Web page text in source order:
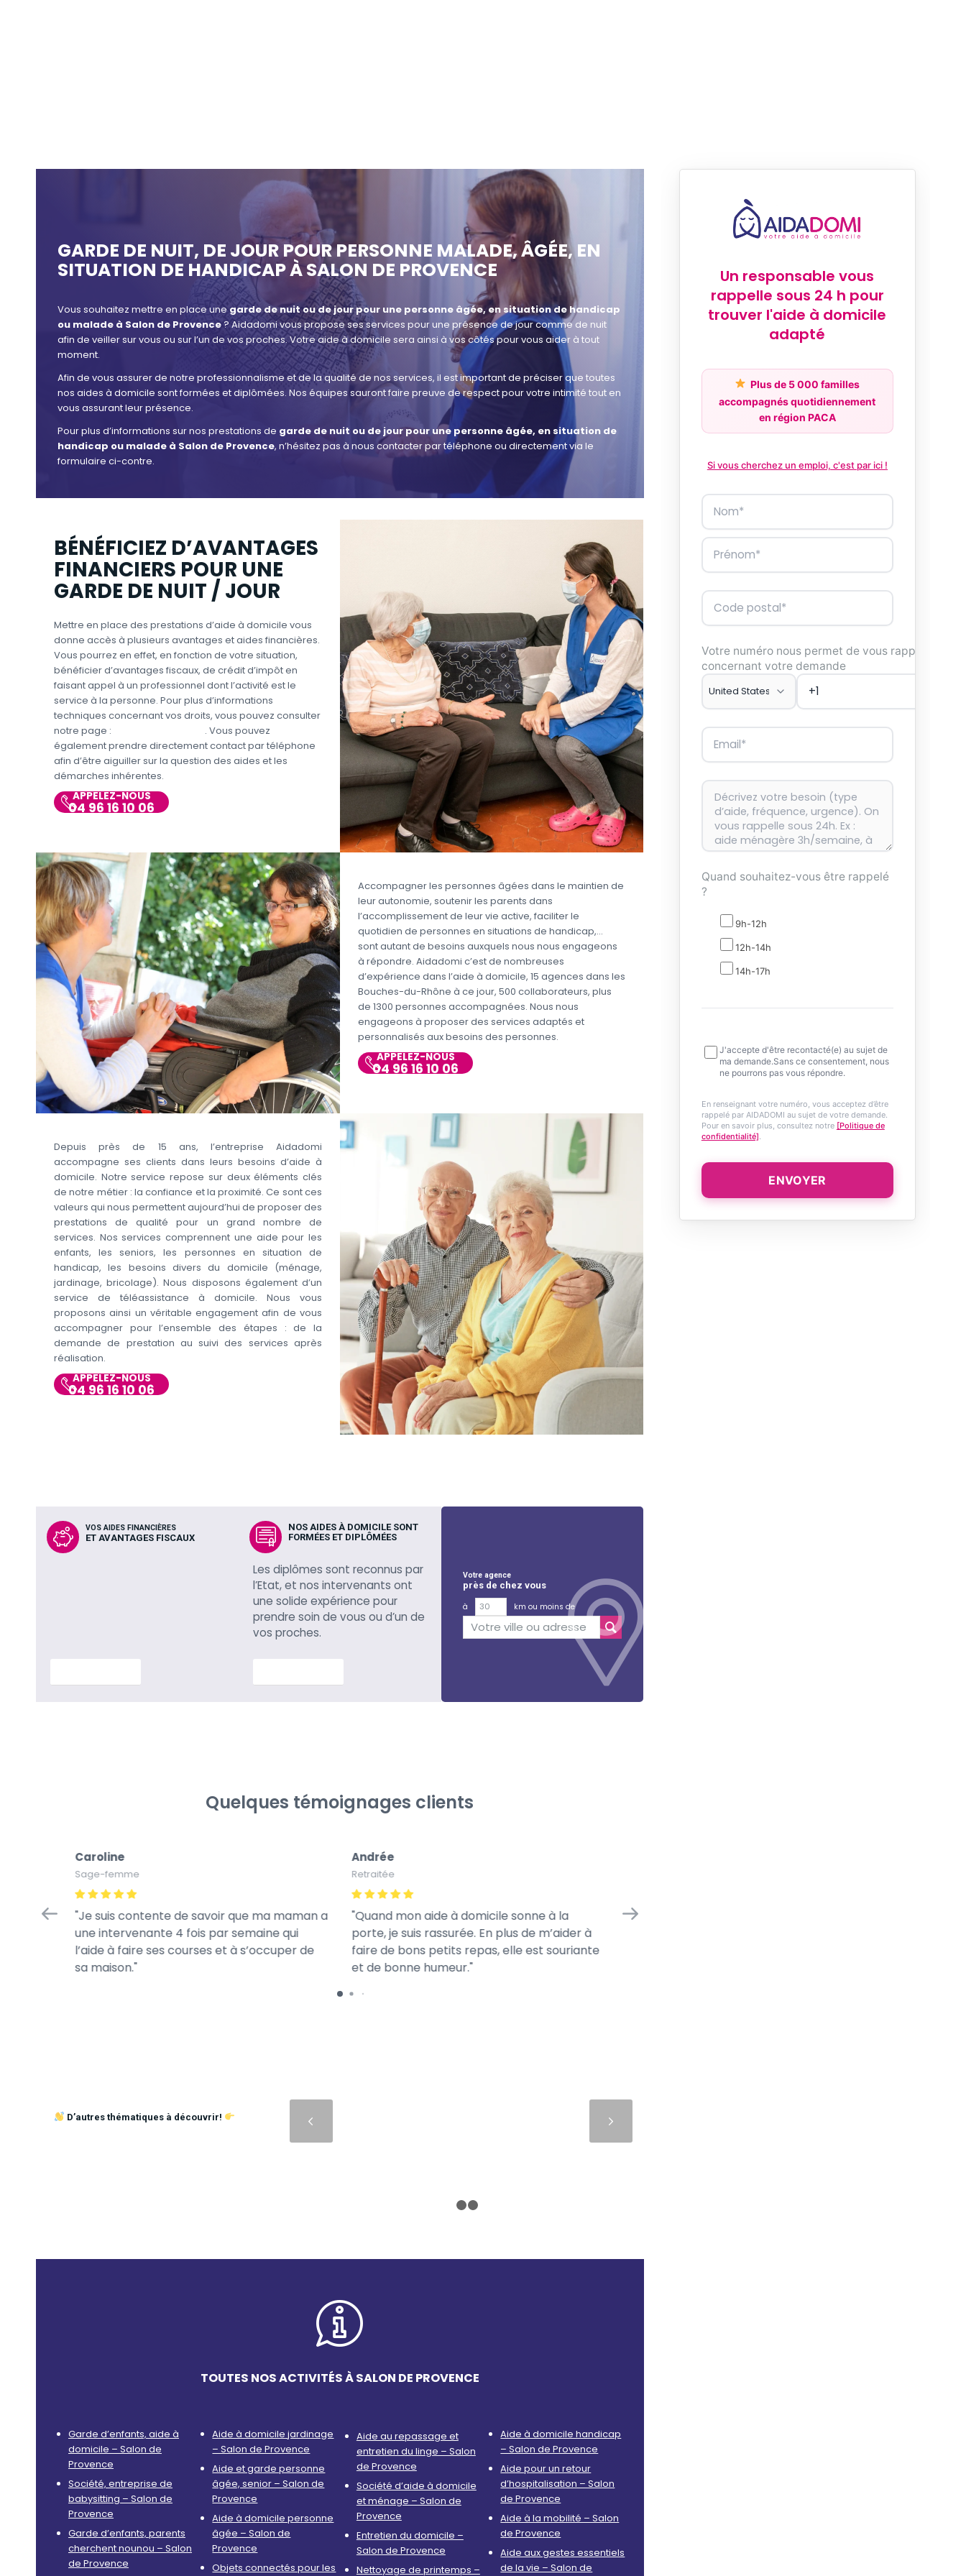
GARDE DE NUIT, DE JOUR POUR PERSONNE MALADE, ÂGÉE, EN
SITUATION DE HANDICAP À SALON DE PROVENCE
Vous souhaitez mettre en place unegarde de nuit ou de jour pour une personne âgée, en situation de handicap
ou malade à Salon de Provence? Aidadomi vous propose ses services pour une présence de jour comme de nuit
afin de veiller sur vous ou sur l’un de vos proches. Votre aide à domicile sera ainsi à vos côtés pour vous aider à tout
moment.
Afin de vous assurer de notre professionnalisme et de la qualité de nos services, il est important de préciser que toutes
nos aides à domicile sont formées et diplômées. Nos équipes sauront faire preuve de respect pour votre intimité tout en
vous assurant leur présence.
Pour plus d’informations sur nos prestations de garde de nuit ou de jour pour une personne âgée, en situation de
handicap ou malade à Salon de Provence, n’hésitez pas à nous contacter par téléphone ou directement via le
formulaire ci-contre.
BÉNÉFICIEZ D’AVANTAGES
FINANCIERS POUR UNE
GARDE DE NUIT / JOUR
Mettre en place des prestations d’aide à domicile vous
donne accès à plusieurs avantages et aides financières.
Vous pourrez en effet, en fonction de votre situation,
bénéficier d’avantages fiscaux, de crédit d’impôt en
faisant appel à un professionnel dont l’activité est le
service à la personne. Pour plus d’informations
techniques concernant vos droits, vous pouvez consulter
notre page :
. Vous pouvez
également prendre directement contact par téléphone
afin d’être aiguiller sur la question des aides et les
démarches inhérentes.
APPELEZ-NOUS
04 96 16 10 06
Accompagner les personnes âgées dans le maintien de
leur autonomie, soutenir les parents dans
l’accomplissement de leur vie active, faciliter le
quotidien de personnes en situations de handicap,…
sont autant de besoins auxquels nous nous engageons
à répondre. Aidadomi c’est de nombreuses
d’expérience dans l’aide à domicile, 15 agences dans les
Bouches-du-Rhône à ce jour, 500 collaborateurs, plus
de 1300 personnes accompagnées. Nous nous
engageons à proposer des services adaptés et
personnalisés aux besoins des personnes.
APPELEZ-NOUS
04 96 16 10 06
Depuis près de 15 ans, l’entreprise Aidadomi
accompagne ses clients dans leurs besoins d’aide à
domicile. Notre service repose sur deux éléments clés
de notre métier : la confiance et la proximité. Ce sont ces
valeurs qui nous permettent aujourd’hui de proposer des
prestations de qualité pour un grand nombre de
services. Nos services comprennent une aide pour les
enfants, les seniors, les personnes en situation de
handicap, les besoins divers du domicile (ménage,
jardinage, bricolage). Nous disposons également d’un
service de téléassistance à domicile. Nous vous
proposons ainsi un véritable engagement afin de vous
accompagner pour l’ensemble des étapes : de la
demande de prestation au suivi des services après
réalisation.
APPELEZ-NOUS
04 96 16 10 06
VOS AIDES FINANCIÈRES
ET AVANTAGES FISCAUX
NOS AIDES À DOMICILE SONT
FORMÉES ET DIPLÔMÉES
Les diplômes sont reconnus par
l’Etat, et nos intervenants ont
une solide expérience pour
prendre soin de vous ou d’un de
vos proches.
Votre agence
près de chez vous
à
km ou moins de
Quelques témoignages clients
Caroline
Sage-femme
Je suis contente de savoir que ma maman a
une intervenante 4 fois par semaine qui
l’aide à faire ses courses et à s’occuper de
sa maison.
Andrée
Retraitée
Quand mon aide à domicile sonne à la
porte, je suis rassurée. En plus de m’aider à
faire de bons petits repas, elle est souriante
et de bonne humeur.
Je n’ai plus la force de m’occuper seule de
D’autres thématiques à découvrir!
Précédent
TOUTES NOS ACTIVITÉS À SALON DE PROVENCE
Garde d’enfants, aide à
domicile – Salon de
Provence
Société, entreprise de
babysitting – Salon de
Provence
Garde d’enfants, parents
cherchent nounou – Salon
de Provence
Aide à domicile jardinage
– Salon de Provence
Aide et garde personne
âgée, senior – Salon de
Provence
Aide à domicile personne
âgée – Salon de
Provence
Objets connectés pour les
Aide au repassage et
entretien du linge – Salon
de Provence
Société d’aide à domicile
et ménage – Salon de
Provence
Entretien du domicile –
Salon de Provence
Nettoyage de printemps –
Aide à domicile handicap
– Salon de Provence
Aide pour un retour
d’hospitalisation – Salon
de Provence
Aide à la mobilité – Salon
de Provence
Aide aux gestes essentiels
de la vie – Salon de
Un responsable vous
rappelle sous 24 h pour
trouver l'aide à domicile
adapté
Plus de 5 000 familles
accompagnés quotidiennement
en région PACA
Si vous cherchez un emploi, c'est par ici !
Votre numéro nous permet de vous rappeler
concernant votre demande
Quand souhaitez-vous être rappelé
?
9h-12h
12h-14h
14h-17h
J'accepte d'être recontacté(e) au sujet de
ma demande.Sans ce consentement, nous
ne pourrons pas vous répondre.
En renseignant votre numéro, vous acceptez d’être
rappelé par AIDADOMI au sujet de votre demande.
Pour en savoir plus, consultez notre [Politique de
confidentialité]